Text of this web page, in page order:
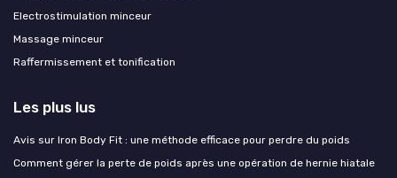
Electrostimulation minceur
Massage minceur
Raffermissement et tonification
Les plus lus
Avis sur Iron Body Fit : une méthode efficace pour perdre du poids
Comment gérer la perte de poids après une opération de hernie hiatale